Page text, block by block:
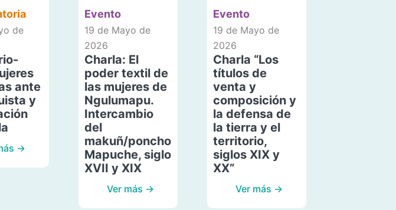
de
ante
y
→
Evento
19 de Mayo de
2026
Charla: El
poder textil de
las mujeres de
Ngulumapu.
Intercambio
del
makuñ/poncho
Mapuche, siglo
XVII y XIX
Ver más →
Evento
19 de Mayo de
2026
Charla “Los
títulos de
venta y
composición y
la defensa de
la tierra y el
territorio,
siglos XIX y
XX”
Ver más →